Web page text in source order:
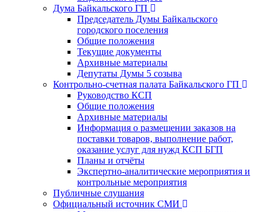
Дума Байкальского ГП
Председатель Думы Байкальского
городского поселения
Общие положения
Текущие документы
Архивные материалы
Депутаты Думы 5 созыва
Контрольно-счетная палата Байкальского ГП
Руководство КСП
Общие положения
Архивные материалы
Информация о размещении заказов на
поставки товаров, выполнение работ,
оказание услуг для нужд КСП БГП
Планы и отчёты
Экспертно-аналитические мероприятия и
контрольные мероприятия
Публичные слушания
Официальный источник СМИ